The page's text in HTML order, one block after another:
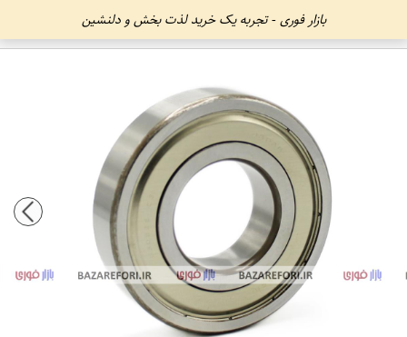
بازار فوری - تجربه یک خرید لذت بخش و دلنشین